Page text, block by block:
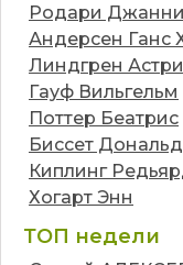
Родари Джанни
Андерсен Ганс
Линдгрен
Гауф Вильгельм
Поттер Беатрис
Биссет Дональд
Киплинг
Хогарт Энн
ТОП недели